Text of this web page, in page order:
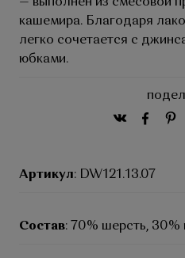
кашемира. Благодаря
легко сочетается с
юбками.
Артикул: DW121.13.07
Состав: 70% шерсть,